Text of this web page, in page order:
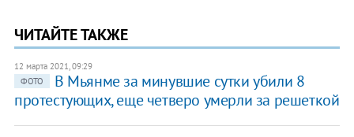
ЧИТАЙТЕ ТАКЖЕ
12 марта 2021, 09:29
ФОТО
В Мьянме за минувшие сутки убили 8
протестующих, еще четверо умерли за решеткой